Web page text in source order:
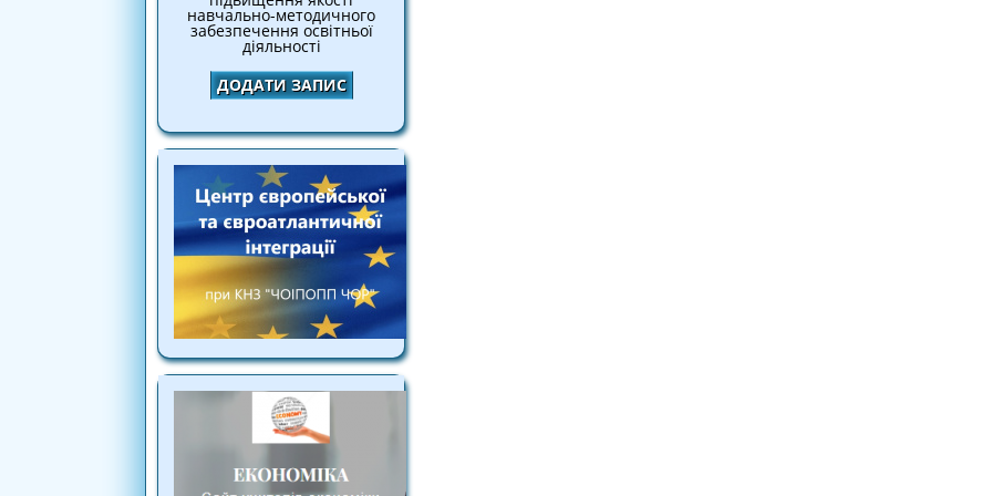
навчально-методичного
забезпечення освітньої
діяльності
ДОДАТИ ЗАПИС